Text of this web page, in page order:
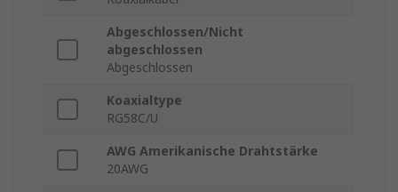
Abgeschlossen/Nicht
abgeschlossen
Abgeschlossen
Koaxialtype
RG58C/U
AWG Amerikanische Drahtstärke
20AWG